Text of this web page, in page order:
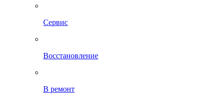
Сервис
Восстановление
В ремонт